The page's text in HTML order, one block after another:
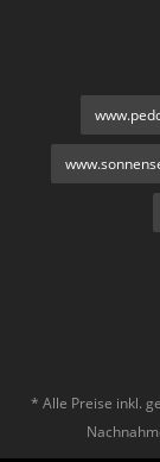
* Alle Preise inkl.